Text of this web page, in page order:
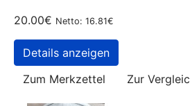
20.00€ Netto: 16.81€
Details anzeigen
Zum Merkzettel
Zur